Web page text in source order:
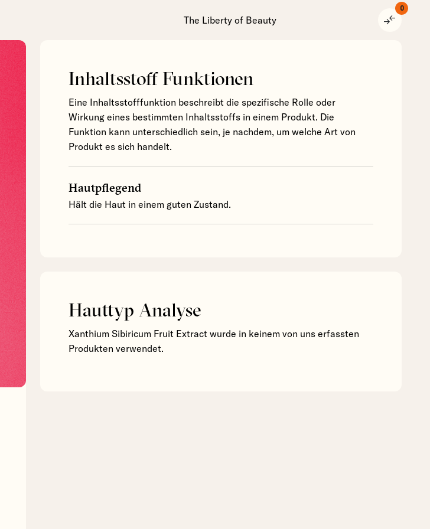
The Liberty of Beauty compare_arrows
0
Inhaltsstoff Funktionen
Eine Inhaltsstofffunktion beschreibt die spezifische Rolle oder
Wirkung eines bestimmten Inhaltsstoffs in einem Produkt. Die
Funktion kann unterschiedlich sein, je nachdem, um welche Art von
Produkt es sich handelt.
Hautpflegend
Hält die Haut in einem guten Zustand.
Hauttyp Analyse
Xanthium Sibiricum Fruit Extract wurde in keinem von uns erfassten
Produkten verwendet.